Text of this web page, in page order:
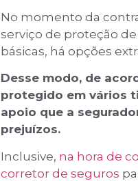
No momento da
serviço de proteção
básicas, há opções
Desse modo, de
protegido em vários
apoio que a
prejuízos.
Inclusive, na hora de
corretor de seguros